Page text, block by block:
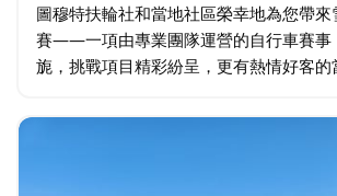
圖穆特扶輪社和當地社區榮幸地為您帶
賽——一項由專業團隊運營的自行車賽事
旎，挑戰項目精彩紛呈，更有熱情好客
佼者。